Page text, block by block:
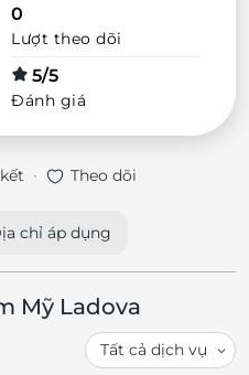
0
Lượt theo dõi
5/5
Đánh giá
· Theo dõi
chỉ áp dụng
Mỹ Ladova